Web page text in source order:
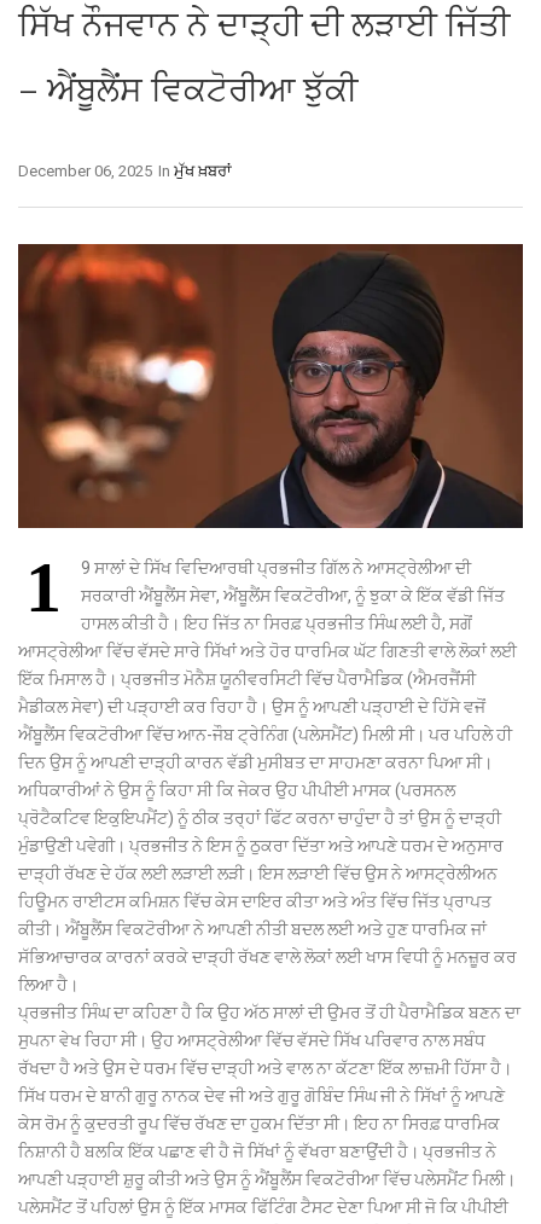
ਸਿੱਖ ਨੌਜਵਾਨ ਨੇ ਦਾੜ੍ਹੀ ਦੀ ਲੜਾਈ ਜਿੱਤੀ
– ਐਂਬੂਲੈਂਸ ਵਿਕਟੋਰੀਆ ਝੁੱਕੀ
In ਮੁੱਖ ਖ਼ਬਰਾਂ
December 06, 2025
1
9 ਸਾਲਾਂ ਦੇ ਸਿੱਖ ਵਿਦਿਆਰਥੀ ਪ੍ਰਭਜੀਤ ਗਿੱਲ ਨੇ ਆਸਟ੍ਰੇਲੀਆ ਦੀ
ਸਰਕਾਰੀ ਐਂਬੂਲੈਂਸ ਸੇਵਾ, ਐਂਬੂਲੈਂਸ ਵਿਕਟੋਰੀਆ, ਨੂੰ ਝੁਕਾ ਕੇ ਇੱਕ ਵੱਡੀ ਜਿੱਤ
ਹਾਸਲ ਕੀਤੀ ਹੈ। ਇਹ ਜਿੱਤ ਨਾ ਸਿਰਫ਼ ਪ੍ਰਭਜੀਤ ਸਿੰਘ ਲਈ ਹੈ, ਸਗੋਂ
ਆਸਟ੍ਰੇਲੀਆ ਵਿੱਚ ਵੱਸਦੇ ਸਾਰੇ ਸਿੱਖਾਂ ਅਤੇ ਹੋਰ ਧਾਰਮਿਕ ਘੱਟ ਗਿਣਤੀ ਵਾਲੇ ਲੋਕਾਂ ਲਈ
ਇੱਕ ਮਿਸਾਲ ਹੈ। ਪ੍ਰਭਜੀਤ ਮੋਨੈਸ਼ ਯੂਨੀਵਰਸਿਟੀ ਵਿੱਚ ਪੈਰਾਮੈਡਿਕ (ਐਮਰਜੈਂਸੀ
ਮੈਡੀਕਲ ਸੇਵਾ) ਦੀ ਪੜ੍ਹਾਈ ਕਰ ਰਿਹਾ ਹੈ। ਉਸ ਨੂੰ ਆਪਣੀ ਪੜ੍ਹਾਈ ਦੇ ਹਿੱਸੇ ਵਜੋਂ
ਐਂਬੂਲੈਂਸ ਵਿਕਟੋਰੀਆ ਵਿੱਚ ਆਨ-ਜੌਬ ਟ੍ਰੇਨਿੰਗ (ਪਲੇਸਮੈਂਟ) ਮਿਲੀ ਸੀ। ਪਰ ਪਹਿਲੇ ਹੀ
ਦਿਨ ਉਸ ਨੂੰ ਆਪਣੀ ਦਾੜ੍ਹੀ ਕਾਰਨ ਵੱਡੀ ਮੁਸੀਬਤ ਦਾ ਸਾਹਮਣਾ ਕਰਨਾ ਪਿਆ ਸੀ।
ਅਧਿਕਾਰੀਆਂ ਨੇ ਉਸ ਨੂੰ ਕਿਹਾ ਸੀ ਕਿ ਜੇਕਰ ਉਹ ਪੀਪੀਈ ਮਾਸਕ (ਪਰਸਨਲ
ਪ੍ਰੋਟੈਕਟਿਵ ਇਕੁਇਪਮੈਂਟ) ਨੂੰ ਠੀਕ ਤਰ੍ਹਾਂ ਫਿੱਟ ਕਰਨਾ ਚਾਹੁੰਦਾ ਹੈ ਤਾਂ ਉਸ ਨੂੰ ਦਾੜ੍ਹੀ
ਮੁੰਡਾਉਣੀ ਪਵੇਗੀ। ਪ੍ਰਭਜੀਤ ਨੇ ਇਸ ਨੂੰ ਠੁਕਰਾ ਦਿੱਤਾ ਅਤੇ ਆਪਣੇ ਧਰਮ ਦੇ ਅਨੁਸਾਰ
ਦਾੜ੍ਹੀ ਰੱਖਣ ਦੇ ਹੱਕ ਲਈ ਲੜਾਈ ਲੜੀ। ਇਸ ਲੜਾਈ ਵਿੱਚ ਉਸ ਨੇ ਆਸਟ੍ਰੇਲੀਅਨ
ਹਿਊਮਨ ਰਾਈਟਸ ਕਮਿਸ਼ਨ ਵਿੱਚ ਕੇਸ ਦਾਇਰ ਕੀਤਾ ਅਤੇ ਅੰਤ ਵਿੱਚ ਜਿੱਤ ਪ੍ਰਾਪਤ
ਕੀਤੀ। ਐਂਬੂਲੈਂਸ ਵਿਕਟੋਰੀਆ ਨੇ ਆਪਣੀ ਨੀਤੀ ਬਦਲ ਲਈ ਅਤੇ ਹੁਣ ਧਾਰਮਿਕ ਜਾਂ
ਸੱਭਿਆਚਾਰਕ ਕਾਰਨਾਂ ਕਰਕੇ ਦਾੜ੍ਹੀ ਰੱਖਣ ਵਾਲੇ ਲੋਕਾਂ ਲਈ ਖਾਸ ਵਿਧੀ ਨੂੰ ਮਨਜ਼ੂਰ ਕਰ
ਲਿਆ ਹੈ।
ਪ੍ਰਭਜੀਤ ਸਿੰਘ ਦਾ ਕਹਿਣਾ ਹੈ ਕਿ ਉਹ ਅੱਠ ਸਾਲਾਂ ਦੀ ਉਮਰ ਤੋਂ ਹੀ ਪੈਰਾਮੈਡਿਕ ਬਣਨ ਦਾ
ਸੁਪਨਾ ਵੇਖ ਰਿਹਾ ਸੀ। ਉਹ ਆਸਟ੍ਰੇਲੀਆ ਵਿੱਚ ਵੱਸਦੇ ਸਿੱਖ ਪਰਿਵਾਰ ਨਾਲ ਸਬੰਧ
ਰੱਖਦਾ ਹੈ ਅਤੇ ਉਸ ਦੇ ਧਰਮ ਵਿੱਚ ਦਾੜ੍ਹੀ ਅਤੇ ਵਾਲ ਨਾ ਕੱਟਣਾ ਇੱਕ ਲਾਜ਼ਮੀ ਹਿੱਸਾ ਹੈ।
ਸਿੱਖ ਧਰਮ ਦੇ ਬਾਨੀ ਗੁਰੂ ਨਾਨਕ ਦੇਵ ਜੀ ਅਤੇ ਗੁਰੂ ਗੋਬਿੰਦ ਸਿੰਘ ਜੀ ਨੇ ਸਿੱਖਾਂ ਨੂੰ ਆਪਣੇ
ਕੇਸ ਰੋਮ ਨੂੰ ਕੁਦਰਤੀ ਰੂਪ ਵਿੱਚ ਰੱਖਣ ਦਾ ਹੁਕਮ ਦਿੱਤਾ ਸੀ। ਇਹ ਨਾ ਸਿਰਫ਼ ਧਾਰਮਿਕ
ਨਿਸ਼ਾਨੀ ਹੈ ਬਲਕਿ ਇੱਕ ਪਛਾਣ ਵੀ ਹੈ ਜੋ ਸਿੱਖਾਂ ਨੂੰ ਵੱਖਰਾ ਬਣਾਉਂਦੀ ਹੈ। ਪ੍ਰਭਜੀਤ ਨੇ
ਆਪਣੀ ਪੜ੍ਹਾਈ ਸ਼ੁਰੂ ਕੀਤੀ ਅਤੇ ਉਸ ਨੂੰ ਐਂਬੂਲੈਂਸ ਵਿਕਟੋਰੀਆ ਵਿੱਚ ਪਲੇਸਮੈਂਟ ਮਿਲੀ।
ਪਲੇਸਮੈਂਟ ਤੋਂ ਪਹਿਲਾਂ ਉਸ ਨੂੰ ਇੱਕ ਮਾਸਕ ਫਿੱਟਿੰਗ ਟੈਸਟ ਦੇਣਾ ਪਿਆ ਸੀ ਜੋ ਕਿ ਪੀਪੀਈ